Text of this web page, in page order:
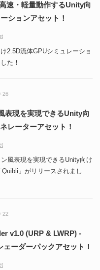
速・軽量動作するUnity向
ションアセット！
2.5D流体GPUシミュレーショ
た！
26
表現を実現できるUnity向
レーターアセット！
風表現を実現できるUnity向け
」がリリースされまし
22
v1.0 (URP & LWRP) -
ーダーパックアセット！